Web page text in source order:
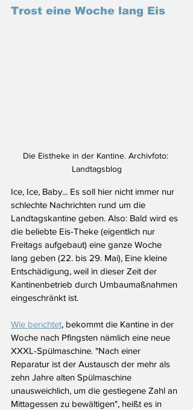
Trost eine Woche lang Eis
Die Eistheke in der Kantine. Archivfoto:
Landtagsblog
Ice, Ice, Baby... Es soll hier nicht immer nur
schlechte Nachrichten rund um die
Landtagskantine geben. Also: Bald wird es
die beliebte Eis-Theke (eigentlich nur
Freitags aufgebaut) eine ganze Woche
lang geben (22. bis 29. Mai), Eine kleine
Entschädigung, weil in dieser Zeit der
Kantinenbetrieb durch Umbaumaßnahmen
eingeschränkt ist.
Wie berichtet, bekommt die Kantine in der
Woche nach Pfingsten nämlich eine neue
XXXL-Spülmaschine. "Nach einer
Reparatur ist der Austausch der mehr als
zehn Jahre alten Spülmaschine
unausweichlich, um die gestiegene Zahl an
Mittagessen zu bewältigen", heißt es in